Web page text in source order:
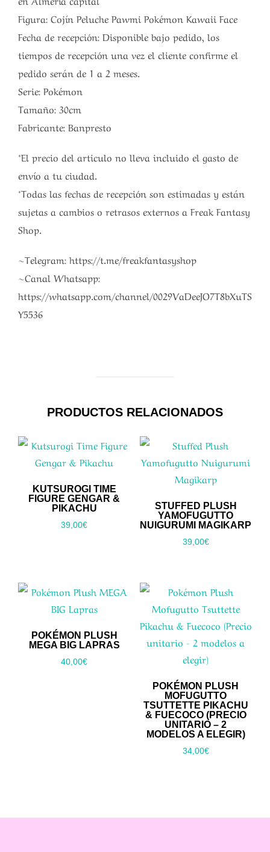
Figura: Cojín Peluche Pawmi Pokémon Kawaii Face
Fecha de recepción: Disponible bajo pedido, los
tiempos de recepción una vez el cliente confirme el
pedido serán de 1 a 2 meses.
Serie: Pokémon
Tamaño: 30cm
Fabricante: Banpresto
*El precio del articulo no lleva incluido el gasto de
envío a tu ciudad.
*Todas las fechas de recepción son estimadas y están
sujetas a cambios o retrasos externos a Freak Fantasy
Shop.
~Telegram: https://t.me/freakfantasyshop
~Canal Whatsapp:
https://whatsapp.com/channel/0029VaDeeJO7T8bXuTS
Y5536
PRODUCTOS RELACIONADOS
KUTSUROGI TIME
FIGURE GENGAR &
PIKACHU
39,00€
STUFFED PLUSH
YAMOFUGUTTO
NUIGURUMI MAGIKARP
39,00€
POKÉMON PLUSH
MEGA BIG LAPRAS
40,00€
POKÉMON PLUSH
MOFUGUTTO
TSUTTETTE PIKACHU
& FUECOCO (PRECIO
UNITARIO – 2
MODELOS A ELEGIR)
34,00€